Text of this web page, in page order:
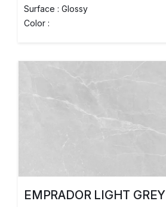
Surface : Glossy
Color :
EMPRADOR LIGHT GREY